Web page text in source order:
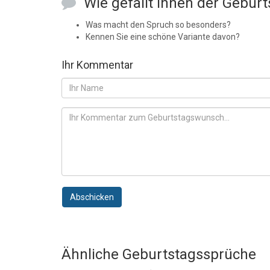
Was macht den Spruch so besonders?
Kennen Sie eine schöne Variante davon?
Ihr Kommentar
Abschicken
Ähnliche Geburtstagssprüche